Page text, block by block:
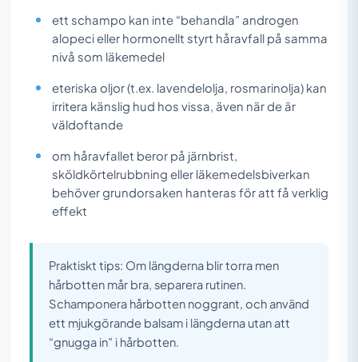
ett schampo kan inte “behandla” androgen
alopeci eller hormonellt styrt håravfall på samma
nivå som läkemedel
eteriska oljor (t.ex. lavendelolja, rosmarinolja) kan
irritera känslig hud hos vissa, även när de är
väldoftande
om håravfallet beror på järnbrist,
sköldkörtelrubbning eller läkemedelsbiverkan
behöver grundorsaken hanteras för att få verklig
effekt
Praktiskt tips: Om längderna blir torra men
hårbotten mår bra, separera rutinen.
Schamponera hårbotten noggrant, och använd
ett mjukgörande balsam i längderna utan att
“gnugga in” i hårbotten.